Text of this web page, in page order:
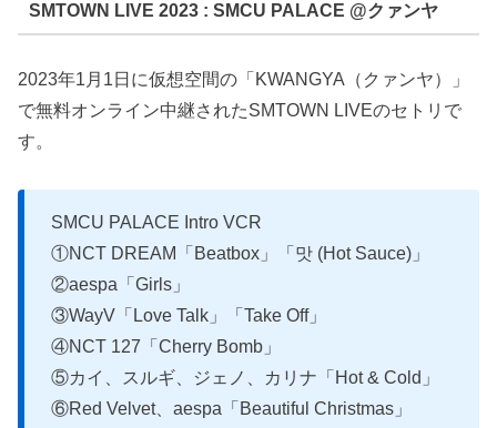
SMTOWN LIVE 2023 : SMCU PALACE @クァンヤ
2023年1月1日に仮想空間の「KWANGYA（クァンヤ）」
で無料オンライン中継されたSMTOWN LIVEのセトリで
す。
SMCU PALACE Intro VCR
①NCT DREAM「Beatbox」「맛 (Hot Sauce)」
②aespa「Girls」
③WayV「Love Talk」「Take Off」
④NCT 127「Cherry Bomb」
⑤カイ、スルギ、ジェノ、カリナ「Hot & Cold」
⑥Red Velvet、aespa「Beautiful Christmas」